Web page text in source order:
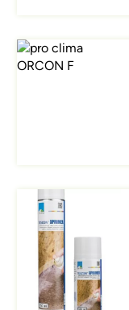
Afbeelding
Afbeelding